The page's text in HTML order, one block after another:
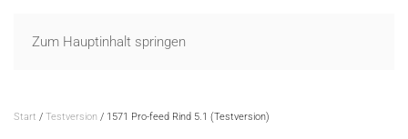
Zum Hauptinhalt springen
Start / Testversion / 1571 Pro-feed Rind 5.1 (Testversion)